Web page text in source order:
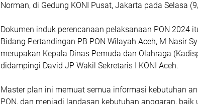
Norman, di Gedung KONI Pusat, Jakarta pada Selasa
Dokumen induk perencanaan pelaksanaan PON 2024
Bidang Pertandingan PB PON Wilayah Aceh, M Nasir
merupakan Kepala Dinas Pemuda dan Olahraga
didampingi David JP Wakil Sekretaris I KONI Aceh.
Master plan ini memuat semua informasi kebutuhan
PON, dan menjadi landasan kebutuhan anggaran, baik